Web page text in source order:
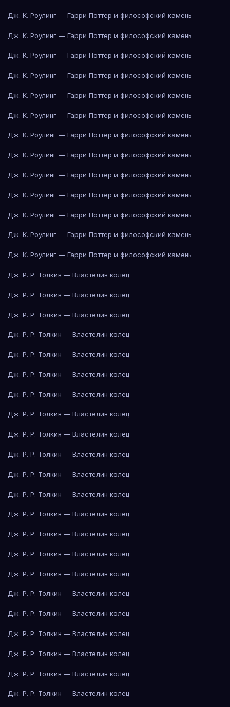
Дж. К. Роулинг — Гарри Поттер и философский камень
Дж. К. Роулинг — Гарри Поттер и философский камень
Дж. К. Роулинг — Гарри Поттер и философский камень
Дж. К. Роулинг — Гарри Поттер и философский камень
Дж. К. Роулинг — Гарри Поттер и философский камень
Дж. К. Роулинг — Гарри Поттер и философский камень
Дж. К. Роулинг — Гарри Поттер и философский камень
Дж. К. Роулинг — Гарри Поттер и философский камень
Дж. К. Роулинг — Гарри Поттер и философский камень
Дж. К. Роулинг — Гарри Поттер и философский камень
Дж. К. Роулинг — Гарри Поттер и философский камень
Дж. К. Роулинг — Гарри Поттер и философский камень
Дж. К. Роулинг — Гарри Поттер и философский камень
Дж. Р. Р. Толкин — Властелин колец
Дж. Р. Р. Толкин — Властелин колец
Дж. Р. Р. Толкин — Властелин колец
Дж. Р. Р. Толкин — Властелин колец
Дж. Р. Р. Толкин — Властелин колец
Дж. Р. Р. Толкин — Властелин колец
Дж. Р. Р. Толкин — Властелин колец
Дж. Р. Р. Толкин — Властелин колец
Дж. Р. Р. Толкин — Властелин колец
Дж. Р. Р. Толкин — Властелин колец
Дж. Р. Р. Толкин — Властелин колец
Дж. Р. Р. Толкин — Властелин колец
Дж. Р. Р. Толкин — Властелин колец
Дж. Р. Р. Толкин — Властелин колец
Дж. Р. Р. Толкин — Властелин колец
Дж. Р. Р. Толкин — Властелин колец
Дж. Р. Р. Толкин — Властелин колец
Дж. Р. Р. Толкин — Властелин колец
Дж. Р. Р. Толкин — Властелин колец
Дж. Р. Р. Толкин — Властелин колец
Дж. Р. Р. Толкин — Властелин колец
Дж. Р. Р. Толкин — Властелин колец